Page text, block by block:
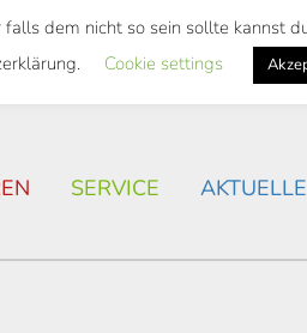
SERVICE
dem nicht so sein sollte kannst
Cookie settings